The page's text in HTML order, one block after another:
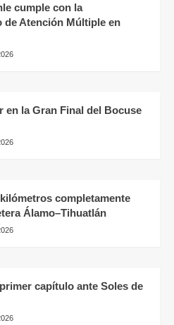
cumple con la
Atención Múltiple en
en la Gran Final del Bocuse
completamente
Álamo–Tihuatlán
capítulo ante Soles de